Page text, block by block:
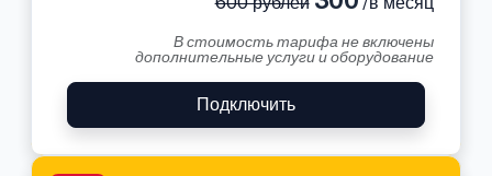
В стоимость тарифа не включены
дополнительные услуги и оборудование
Подключить